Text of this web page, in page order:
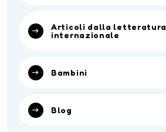
Articoli dalla letteratura
internazionale
Bambini
Blog